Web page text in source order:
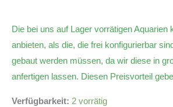
Die bei uns auf Lager vorrätigen Aquarien
anbieten, als die, die frei konfigurierbar
gebaut werden müssen, da wir diese in
anfertigen lassen. Diesen Preisvorteil
Verfügbarkeit: 2 vorrätig